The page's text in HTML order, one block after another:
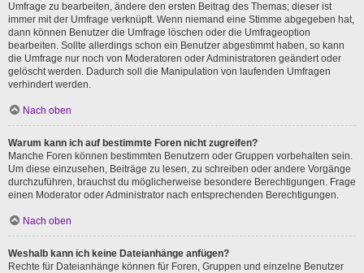
Umfrage zu bearbeiten, ändere den ersten Beitrag des Themas; dieser ist
immer mit der Umfrage verknüpft. Wenn niemand eine Stimme abgegeben hat,
dann können Benutzer die Umfrage löschen oder die Umfrageoption
bearbeiten. Sollte allerdings schon ein Benutzer abgestimmt haben, so kann
die Umfrage nur noch von Moderatoren oder Administratoren geändert oder
gelöscht werden. Dadurch soll die Manipulation von laufenden Umfragen
verhindert werden.
Nach oben
Warum kann ich auf bestimmte Foren nicht zugreifen?
Manche Foren können bestimmten Benutzern oder Gruppen vorbehalten sein.
Um diese einzusehen, Beiträge zu lesen, zu schreiben oder andere Vorgänge
durchzuführen, brauchst du möglicherweise besondere Berechtigungen. Frage
einen Moderator oder Administrator nach entsprechenden Berechtigungen.
Nach oben
Weshalb kann ich keine Dateianhänge anfügen?
Rechte für Dateianhänge können für Foren, Gruppen und einzelne Benutzer